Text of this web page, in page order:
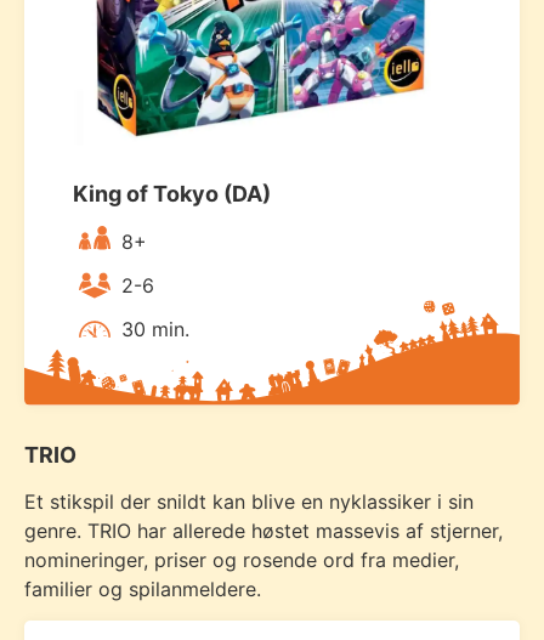
King of Tokyo (DA)
8+
2-6
30 min.
TRIO
Et stikspil der snildt kan blive en nyklassiker i sin
genre. TRIO har allerede høstet massevis af stjerner,
nomineringer, priser og rosende ord fra medier,
familier og spilanmeldere.